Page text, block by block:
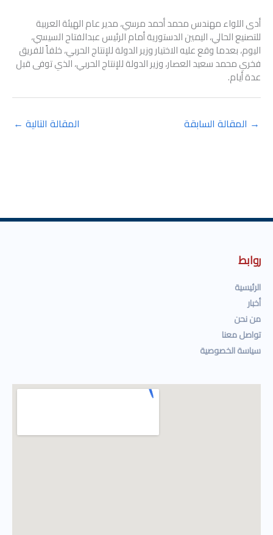
أدى اللواء مهندس محمد أحمد مرسي، مدير عام الهيئة العربية
للتصنيع الحالي، اليمين الدستورية أمام الرئيس عبدالفتاح السيسي،
اليوم، بعدما وقع عليه الاختيار وزير الدولة للإنتاج الحربي، خلفاً للفريق
فخري محمد سعيد العصار، وزير الدولة للإنتاج الحربي، الذي توفى قبل
عدة أيام.
→ المقالة السابقة المقالة التالية ←
روابط
الرئيسية
أخبار
من نحن
تواصل معنا
سياسة الخصوصية